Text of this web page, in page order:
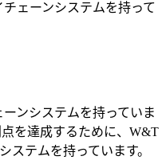
ェーンシステムを持って
ンシステムを持っていま
を達成するために、W&T
ステムを持っています。